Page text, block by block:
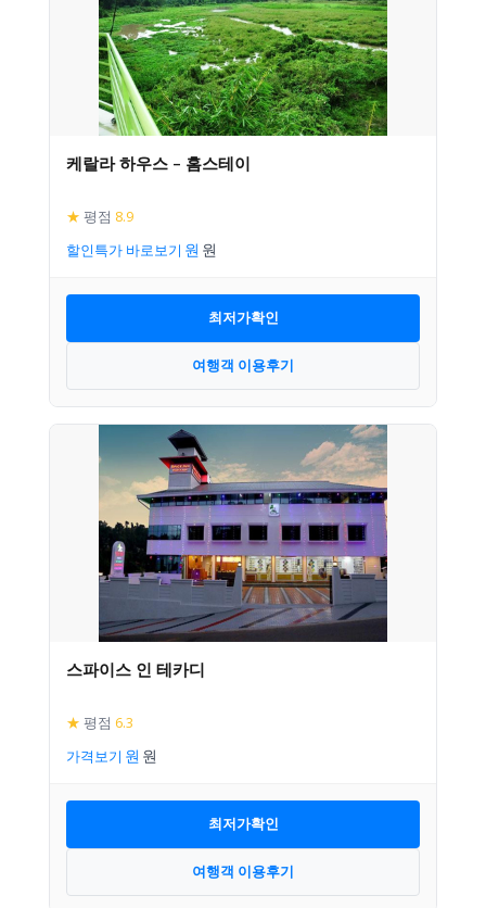
케랄라 하우스 – 홈스테이
★ 평점 8.9
할인특가 바로보기
최저가확인
여행객 이용후기
스파이스 인 테카디
★ 평점 6.3
가격보기
최저가확인
여행객 이용후기